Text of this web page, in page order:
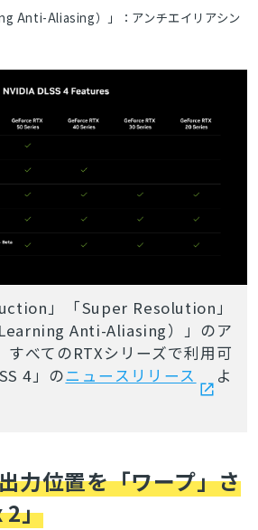
Anti-Aliasing）」：アンチエイリアシン
」「Super Resolution」
Learning Anti-Aliasing）」のア
すべてのRTXシリーズで利用可
4」のニュースリリース
よ
力位置を「ワープ」さ
2」